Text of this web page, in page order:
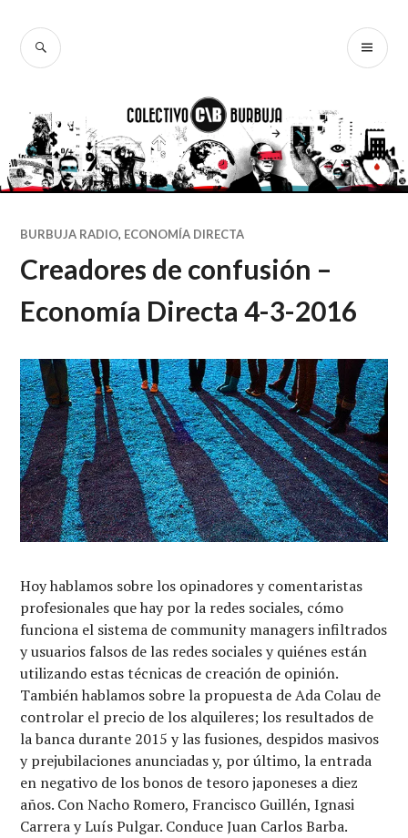
contenido
BUSCAR
BURBUJA RADIO, ECONOMÍA DIRECTA
Creadores de confusión –
Economía Directa 4-3-2016
Hoy hablamos sobre los opinadores y comentaristas
profesionales que hay por la redes sociales, cómo
funciona el sistema de community managers infiltrados
y usuarios falsos de las redes sociales y quiénes están
utilizando estas técnicas de creación de opinión.
También hablamos sobre la propuesta de Ada Colau de
controlar el precio de los alquileres; los resultados de
la banca durante 2015 y las fusiones, despidos masivos
y prejubilaciones anunciadas y, por último, la entrada
en negativo de los bonos de tesoro japoneses a diez
años. Con Nacho Romero, Francisco Guillén, Ignasi
Carrera y Luís Pulgar. Conduce Juan Carlos Barba.